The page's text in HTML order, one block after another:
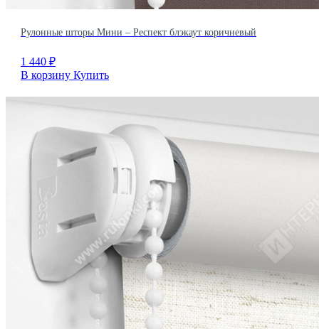
Рулонные шторы Мини – Респект блэкаут коричневый
1 440 ₽
В корзину Купить